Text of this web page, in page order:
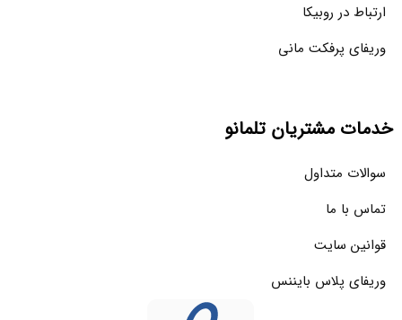
ارتباط در روبیکا
وریفای پرفکت مانی
خدمات مشتریان تلمانو
سوالات متداول
تماس با ما
قوانین سایت
وریفای پلاس بایننس